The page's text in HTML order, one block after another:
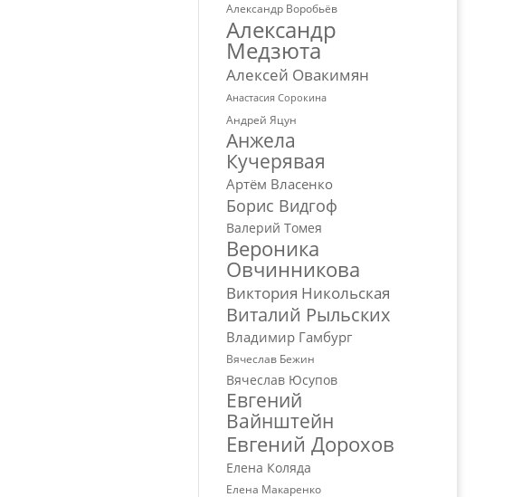
Александр Воробьёв
Александр
Медзюта
Алексей Овакимян
Анастасия Сорокина
Андрей Яцун
Анжела
Кучерявая
Артём Власенко
Борис Видгоф
Валерий Томея
Вероника
Овчинникова
Виктория Никольская
Виталий Рыльских
Владимир Гамбург
Вячеслав Бежин
Вячеслав Юсупов
Евгений
Вайнштейн
Евгений Дорохов
Елена Коляда
Елена Макаренко